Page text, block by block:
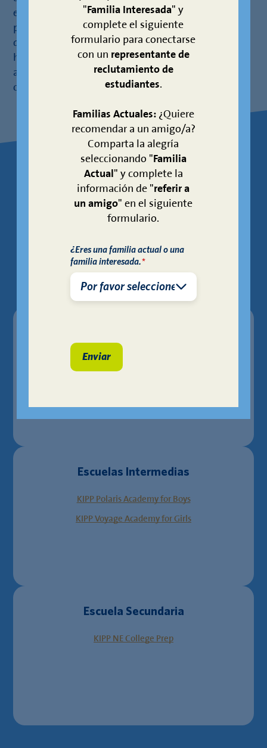
"Familia Interesada" y
complete el siguiente
formulario para conectarse
con un representante de
reclutamiento de
estudiantes.
Familias Actuales:¿Quiere
recomendar a un amigo/a?
Comparta la alegría
seleccionando "Familia
Actual" y complete la
información de "referir a
un amigo" en el siguiente
formulario.
¿Eres una familia actual o una
familia interesada.*
estudiante, se asegura de que alcancen lo mejor
posible. Sean defiende los valores fundamentales
de Liderazgo, Becas, Hermandad y Orgullo Escolar,
haciendo de KIPP Polaris un centro para el
aprendizaje, la innovación y la participación de la
comunidad.
APRENDAsobre sus
escuelas
Los patrones escolares están sujetos a
zonificación.
KIPP Legacy Prep
Escuelas Intermedias
KIPP Polaris Academy for Boys
KIPP Voyage Academy for Girls
Escuela Secundaria
KIPP NE College Prep